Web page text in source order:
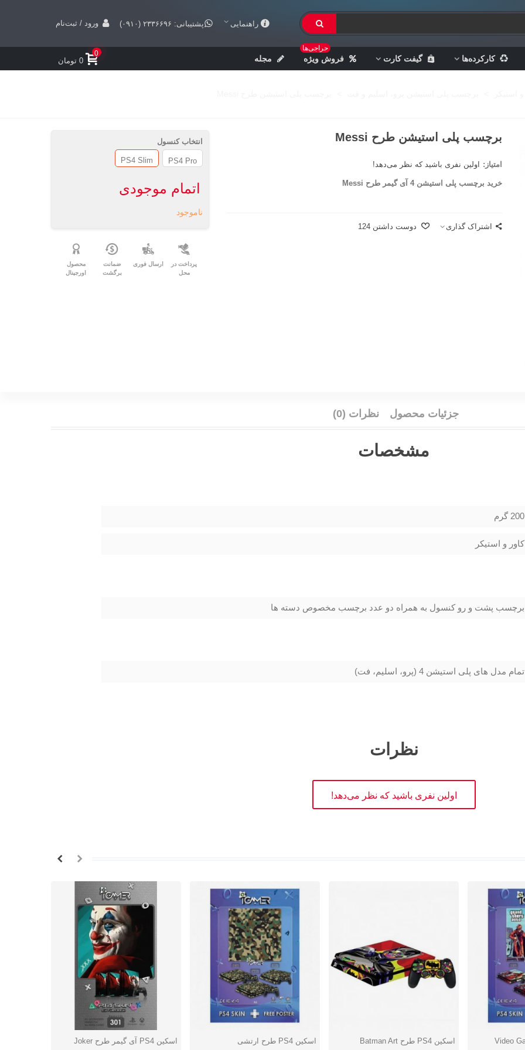
راهنمایی پشتیبانی: ۲۳۳۶۶۹۶ (۰۹۱۰) ورود / ثبت‌نام
کارکرده‌ها گیفت کارت فروش ویژه
حراجی‌ها
مجله
0
0 تومان
برچسب پلی استیشن طرح Messi
امتیاز: اولین نفری باشید که نظر می‌دهد!
خرید برچسب پلی استیشن 4 آی گیمر طرح Messi
اشتراک گذاری دوست داشتن 124
انتخاب کنسول
PS4 Pro
PS4 Slim
اتمام موجودی
ناموجود
پرداخت در
محل
ارسال فوری
ضمانت
برگشت
محصول
اورجینال
جزئیات محصول نظرات (0)
مشخصات
200 گرم
کاور و استیکر
برچسب پشت و رو کنسول به همراه دو عدد برچسب مخصوص دسته ها
تمام مدل های پلی استیشن 4 (پرو، اسلیم، فت)
نظرات
اولین نفری باشید که نظر می‌دهد!
دوست داشتن اسکین PS4 طرح Batman Art دوست داشتن اسکین PS4 طرح ارتشی دوست داشتن اسکین PS4 آی گیمر طرح Joker